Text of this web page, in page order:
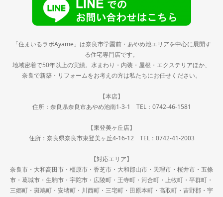
「住まいるラボAyame」は奈良市学園前・あやめ池エリアを中心に展開す
る住宅専門店です。
地域密着で50年以上の実績。水まわり・内装・屋根・エクステリアほか、
奈良で新築・リフォームをお考えの方は私たちにお任せください。
【本店】
住所：奈良県奈良市あやめ池南1-3-1 TEL：0742-46-1581
【東登美ヶ丘店】
住所：奈良県奈良市東登美ヶ丘4-16-12 TEL：0742-41-2003
【対応エリア】
奈良市・大和高田市・橿原市・香芝市・大和郡山市・天理市・桜井市・五條
市・葛城市・生駒市・宇陀市・広陵町・王寺町・河合町・上牧町・平群町・
三郷町・斑鳩町・安堵町・川西町・三宅町・田原本町・高取町・吉野郡・宇